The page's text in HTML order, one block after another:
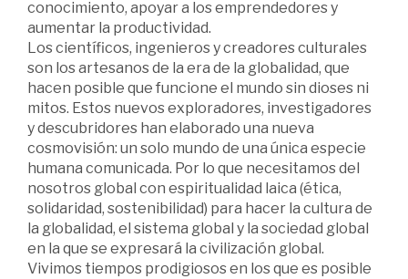
conocimiento, apoyar a los emprendedores y
aumentar la productividad.
Los científicos, ingenieros y creadores culturales
son los artesanos de la era de la globalidad, que
hacen posible que funcione el mundo sin dioses ni
mitos. Estos nuevos exploradores, investigadores
y descubridores han elaborado una nueva
cosmovisión: un solo mundo de una única especie
humana comunicada. Por lo que necesitamos del
nosotros global con espiritualidad laica (ética,
solidaridad, sostenibilidad) para hacer la cultura de
la globalidad, el sistema global y la sociedad global
en la que se expresará la civilización global.
Vivimos tiempos prodigiosos en los que es posible